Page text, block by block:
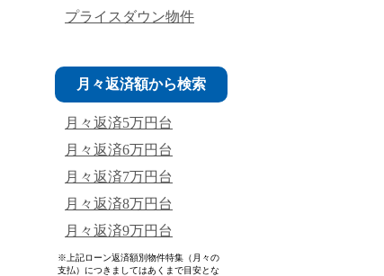
プライスダウン物件
月々返済額から検索
月々返済5万円台
月々返済6万円台
月々返済7万円台
月々返済8万円台
月々返済9万円台
※上記ローン返済額別物件特集（月々の
支払）につきましてはあくまで目安とな